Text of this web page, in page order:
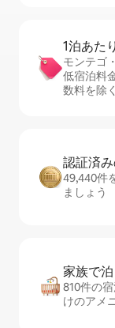
1泊あた
モンテゴ
低宿泊料
数料を除く
認証済
49,440件
ましょう
家族で
810件の
けのアメ